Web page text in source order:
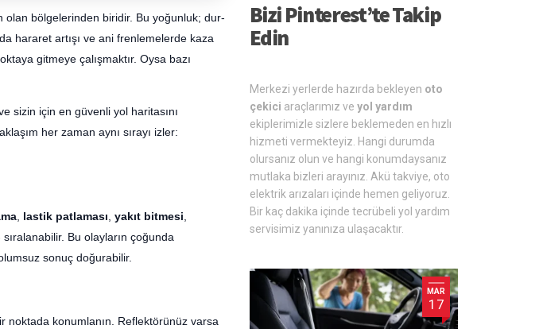
olan bölgelerinden biridir. Bu yoğunluk; dur-
hararet artışı ve ani frenlemelerde kaza
gitmeye çalışmaktır. Oysa bazı
sizin için en güvenli yol haritasını
her zaman aynı sırayı izler:
, lastik patlaması, yakıt bitmesi,
Bu olayların çoğunda
sonuç doğurabilir.
noktada konumlanın. Reflektörünüz varsa
Bizi Pinterest’te Takip
Edin
Merkezi yerlerde hazırda bekleyen oto
çekici araçlarımız ve yol yardım
ekiplerimizle sizlere beklemeden en hızlı
hizmeti vermekteyiz. Hangi durumda
olursanız olun ve hangi konumdaysanız
mutlaka bizleri arayınız. Akü takviye, oto
elektrik arızaları içinde hemen geliyoruz.
Bir kaç dakika içinde tecrübeli yol yardım
servisimiz yanınıza ulaşacaktır.
MAR
17